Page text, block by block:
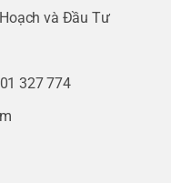
và Đầu Tư
327 774